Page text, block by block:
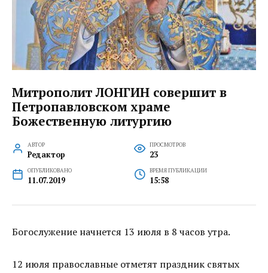
Митрополит ЛОНГИН совершит в
Петропавловском храме
Божественную литургию
АВТОР
Редактор
ПРОСМОТРОВ
23
ОПУБЛИКОВАНО
11.07.2019
ВРЕМЯ ПУБЛИКАЦИИ
15:58
Богослужение начнется 13 июля в 8 часов утра.
12 июля православные отметят праздник святых